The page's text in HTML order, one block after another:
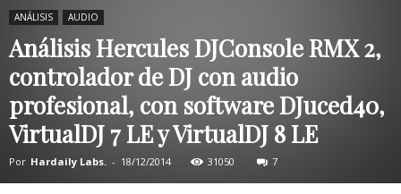
ANÁLISIS AUDIO
Análisis Hercules DJConsole RMX 2,
controlador de DJ con audio
profesional, con software DJuced40,
VirtualDJ 7 LE y VirtualDJ 8 LE
Por Hardaily Labs. - 18/12/2014 31050 7